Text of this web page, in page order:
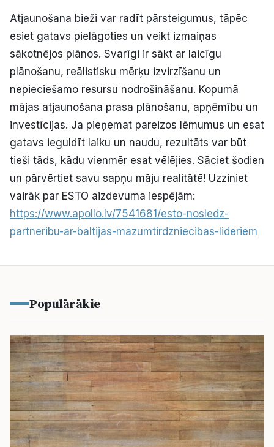
Atjaunošana bieži var radīt pārsteigumus, tāpēc
esiet gatavs pielāgoties un veikt izmaiņas
sākotnējos plānos. Svarīgi ir sākt ar laicīgu
plānošanu, reālistisku mērķu izvirzīšanu un
nepieciešamo resursu nodrošināšanu. Kopumā
mājas atjaunošana prasa plānošanu, apņēmību un
investīcijas. Ja pieņemat pareizos lēmumus un esat
gatavs ieguldīt laiku un naudu, rezultāts var būt
tieši tāds, kādu vienmēr esat vēlējies. Sāciet šodien
un pārvērtiet savu sapņu māju realitātē! Uzziniet
vairāk par ESTO aizdevuma iespējām:
https://www.apollo.lv/7541681/esto-nosledz-
partneribu-ar-baltijas-mazumtirdzniecibas-lideriem
Populārākie